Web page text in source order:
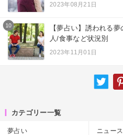
2023年08月21日
10
【夢占い】誘われる
人/食事など状況別
2023年11月01日
カテゴリー一覧
夢占い ニュース